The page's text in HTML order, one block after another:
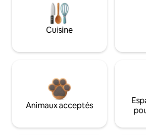
Cuisine
Animaux acceptés